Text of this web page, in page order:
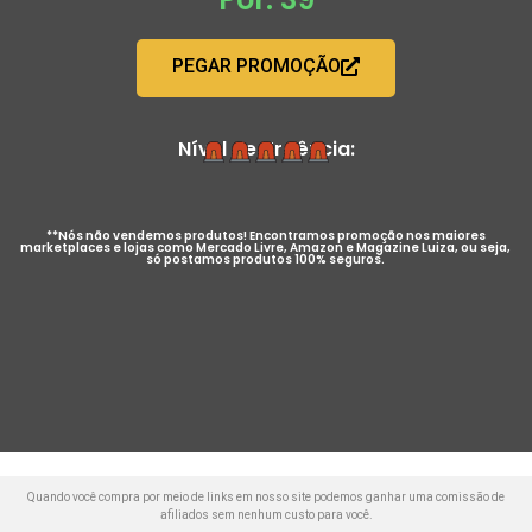
PEGAR PROMOÇÃO
Nível de Urgência:
**Nós não vendemos produtos! Encontramos promoção nos maiores
marketplaces e lojas como Mercado Livre, Amazon e Magazine Luiza, ou seja,
só postamos produtos 100% seguros.
Quando você compra por meio de links em nosso site podemos ganhar uma comissão de
afiliados sem nenhum custo para você.